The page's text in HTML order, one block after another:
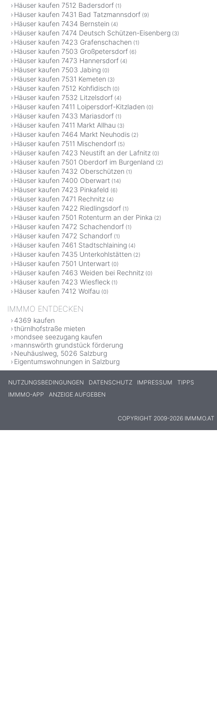
Häuser kaufen 7512 Badersdorf (1)
Häuser kaufen 7431 Bad Tatzmannsdorf (9)
Häuser kaufen 7434 Bernstein (4)
Häuser kaufen 7474 Deutsch Schützen-Eisenberg (3)
Häuser kaufen 7423 Grafenschachen (1)
Häuser kaufen 7503 Großpetersdorf (6)
Häuser kaufen 7473 Hannersdorf (4)
Häuser kaufen 7503 Jabing (0)
Häuser kaufen 7531 Kemeten (3)
Häuser kaufen 7512 Kohfidisch (0)
Häuser kaufen 7532 Litzelsdorf (4)
Häuser kaufen 7411 Loipersdorf-Kitzladen (0)
Häuser kaufen 7433 Mariasdorf (1)
Häuser kaufen 7411 Markt Allhau (3)
Häuser kaufen 7464 Markt Neuhodis (2)
Häuser kaufen 7511 Mischendorf (5)
Häuser kaufen 7423 Neustift an der Lafnitz (0)
Häuser kaufen 7501 Oberdorf im Burgenland (2)
Häuser kaufen 7432 Oberschützen (1)
Häuser kaufen 7400 Oberwart (14)
Häuser kaufen 7423 Pinkafeld (6)
Häuser kaufen 7471 Rechnitz (4)
Häuser kaufen 7422 Riedlingsdorf (1)
Häuser kaufen 7501 Rotenturm an der Pinka (2)
Häuser kaufen 7472 Schachendorf (1)
Häuser kaufen 7472 Schandorf (1)
Häuser kaufen 7461 Stadtschlaining (4)
Häuser kaufen 7435 Unterkohlstätten (2)
Häuser kaufen 7501 Unterwart (0)
Häuser kaufen 7463 Weiden bei Rechnitz (0)
Häuser kaufen 7423 Wiesfleck (1)
Häuser kaufen 7412 Wolfau (0)
IMMMO ENTDECKEN
4369 kaufen
thürnlhofstraße mieten
mondsee seezugang kaufen
mannswörth grundstück förderung
Neuhäuslweg, 5026 Salzburg
Eigentumswohnungen in Salzburg
NUTZUNGSBEDINGUNGEN DATENSCHUTZ IMPRESSUM
TIPPS
IMMMO-APP
ANZEIGE AUFGEBEN
COPYRIGHT 2009-2026 IMMMO.AT